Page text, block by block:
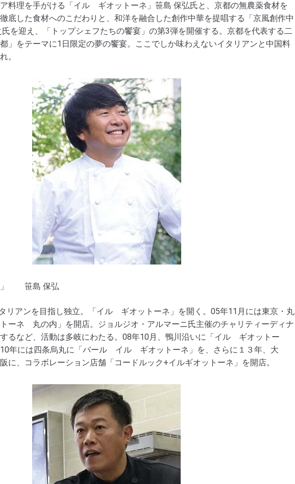
料理を手がける「イル ギオットーネ」笹島 保弘氏と、京都の無農薬食材を
底した食材へのこだわりと、和洋を融合した創作中華を提唱する「京風創作中
を迎え、「トップシェフたちの饗宴」の第3弾を開催する。京都を代表する二
」をテーマに1日限定の夢の饗宴。ここでしか味わえないイタリアンと中国料
。
」 笹島 保弘
リアンを目指し独立。「イル ギオットーネ」を開く。05年11月には東京・丸
ーネ 丸の内」を開店。ジョルジオ・アルマーニ氏主催のチャリティーディナ
るなど、活動は多岐にわたる。08年10月、鴨川沿いに「イル ギオットー
年には四条烏丸に「バール イル ギオットーネ」を、さらに１３年、大
に、コラボレーション店舗「コードルック+イルギオットーネ」を開店。